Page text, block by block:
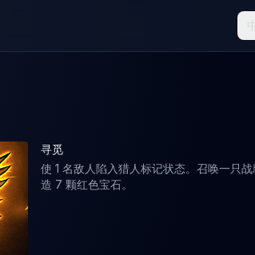
寻觅
使 1 名敌人陷入猎人标记状态。召唤一只战
造 7 颗红色宝石。